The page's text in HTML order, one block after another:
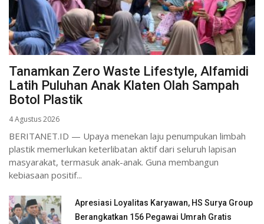
Tanamkan Zero Waste Lifestyle, Alfamidi
Latih Puluhan Anak Klaten Olah Sampah
Botol Plastik
4 Agustus 2026
BERITANET.ID — Upaya menekan laju penumpukan limbah
plastik memerlukan keterlibatan aktif dari seluruh lapisan
masyarakat, termasuk anak-anak. Guna membangun
kebiasaan positif...
Apresiasi Loyalitas Karyawan, HS Surya Group
Berangkatkan 156 Pegawai Umrah Gratis